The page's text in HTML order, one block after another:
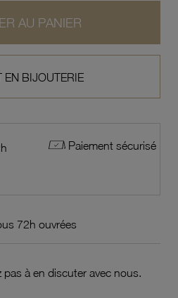
AU PANIER
EN BIJOUTERIE
Paiement sécurisé
72h ouvrées
à en discuter avec nous.